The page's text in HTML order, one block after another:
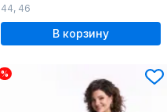
44, 46
В корзину
%